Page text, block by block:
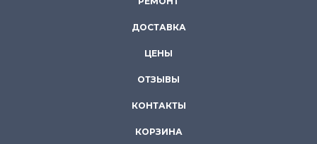
ДОСТАВКА
ЦЕНЫ
ОТЗЫВЫ
КОНТАКТЫ
КОРЗИНА